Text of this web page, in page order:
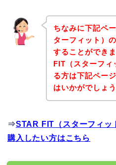
ちなみに下記ペ
ターフィット）
することができ
FIT（スターフィ
る方は下記ペー
はいかがでしょ
⇒STAR FIT（スターフィッ
購入したい方はこちら